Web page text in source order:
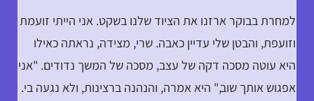
למחרת בבוקר ארזנו את הציוד שלנו בשקט. אני הייתי זועמת
וזועפת, והבטן שלי עדיין כאבה. שרי, מצידה, נראתה כאילו
היא עוטה מסכה דקה של עצב, מסכה של המשך נדודים. "אני
אפגוש אותך שוב," היא אמרה, והנהנה ברצינות, ולא נגעה בי.